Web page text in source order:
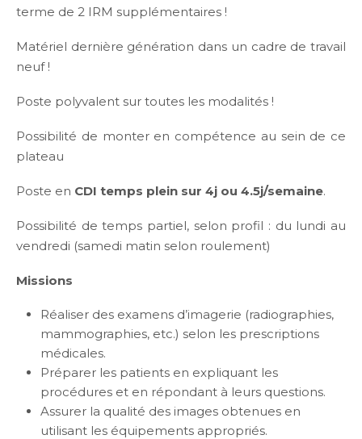
terme de 2 IRM supplémentaires !
Matériel dernière génération dans un cadre de travail
neuf !
Poste polyvalent sur toutes les modalités !
Possibilité de monter en compétence au sein de ce
plateau
Poste en CDI temps plein sur 4j ou 4.5j/semaine.
Possibilité de temps partiel, selon profil : du lundi au
vendredi (samedi matin selon roulement)
Missions
Réaliser des examens d’imagerie (radiographies,
mammographies, etc.) selon les prescriptions
médicales.
Préparer les patients en expliquant les
procédures et en répondant à leurs questions.
Assurer la qualité des images obtenues en
utilisant les équipements appropriés.